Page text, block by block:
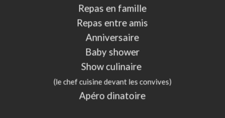
Repas en famille
Repas entre amis
Anniversaire
Baby shower
Show culinaire
(le chef cuisine devant les convives)
Apéro dinatoire